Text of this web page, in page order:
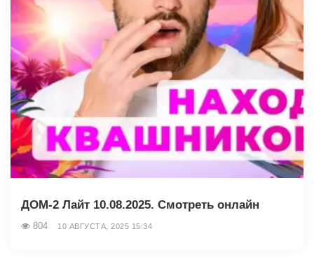
ДОМ-2 Лайт 10.08.2025. Смотреть онлайн
804 10 АВГУСТА, 2025 15:34